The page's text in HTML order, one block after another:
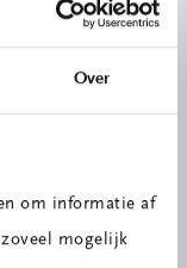
Over
om informatie af
mogelijk
van het